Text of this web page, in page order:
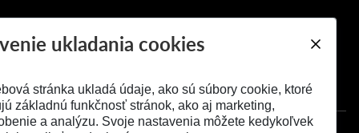
ukladania cookies
stránka ukladá údaje, ako sú súbory cookie, ktoré
základnú funkčnosť stránok, ako aj marketing,
a analýzu. Svoje nastavenia môžete kedykoľvek